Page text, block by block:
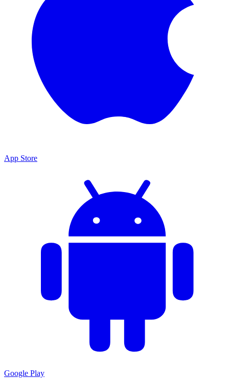
App Store
Google Play